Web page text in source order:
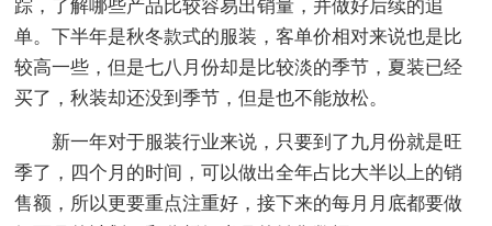
踪，了解哪些产品比较容易出销量，并做好后续的追
单。下半年是秋冬款式的服装，客单价相对来说也是比
较高一些，但是七八月份却是比较淡的季节，夏装已经
买了，秋装却还没到季节，但是也不能放松。
新一年对于服装行业来说，只要到了九月份就是旺
季了，四个月的时间，可以做出全年占比大半以上的销
售额，所以更要重点注重好，接下来的每月月底都要做